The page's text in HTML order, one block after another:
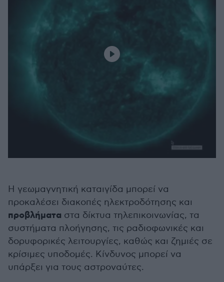
Η γεωμαγνητική καταιγίδα μπορεί να
προκαλέσει διακοπές ηλεκτροδότησης και
προβλήματα στα δίκτυα τηλεπικοινωνίας, τα
συστήματα πλοήγησης, τις ραδιοφωνικές και
δορυφορικές λειτουργίες, καθώς και ζημιές σε
κρίσιμες υποδομές. Κίνδυνος μπορεί να
υπάρξει για τους αστροναύτες.